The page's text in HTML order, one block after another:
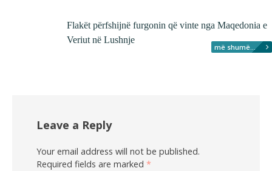
Flakët përfshijnë furgonin që vinte nga Maqedonia e
Veriut në Lushnje
më shumë...
Leave a Reply
Your email address will not be published.
Required fields are marked *